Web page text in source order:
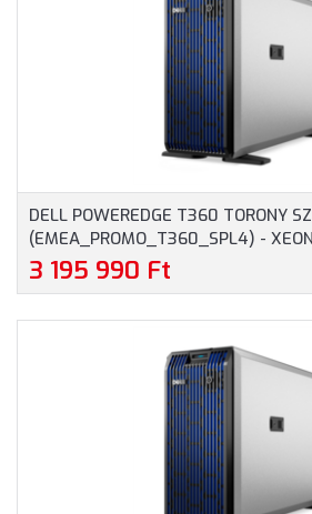
DELL POWEREDGE T360 TORONY
(EMEA_PROMO_T360_SPL4) -
RAM, 2X480GB RI SSD, H755
ENTERPRISE 16G, 2X700 WATT
3 195 990 Ft